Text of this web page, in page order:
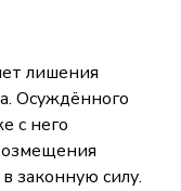
лишения
Осуждённого
с него
законную силу.